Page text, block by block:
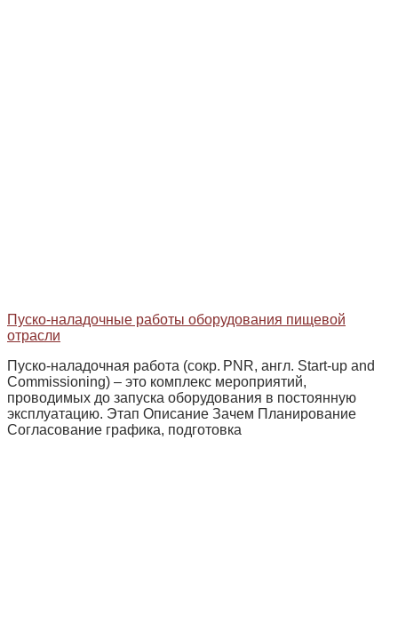
Пуско-наладочные работы оборудования пищевой
отрасли
Пуско‑наладочная работа (сокр. PNR, англ. Start‑up and
Commissioning) – это комплекс мероприятий,
проводимых до запуска оборудования в постоянную
эксплуатацию. Этап Описание Зачем Планирование
Согласование графика, подготовка